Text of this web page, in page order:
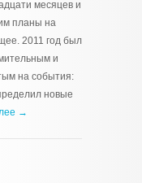
месяцев и
планы на
2011 год был
и
на события:
новые
→